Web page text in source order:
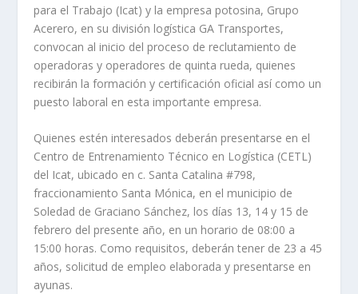
para el Trabajo (Icat) y la empresa potosina, Grupo
Acerero, en su división logística GA Transportes,
convocan al inicio del proceso de reclutamiento de
operadoras y operadores de quinta rueda, quienes
recibirán la formación y certificación oficial así como un
puesto laboral en esta importante empresa.
Quienes estén interesados deberán presentarse en el
Centro de Entrenamiento Técnico en Logística (CETL)
del Icat, ubicado en c. Santa Catalina #798,
fraccionamiento Santa Mónica, en el municipio de
Soledad de Graciano Sánchez, los días 13, 14 y 15 de
febrero del presente año, en un horario de 08:00 a
15:00 horas. Como requisitos, deberán tener de 23 a 45
años, solicitud de empleo elaborada y presentarse en
ayunas.